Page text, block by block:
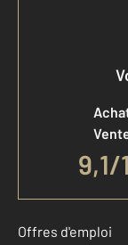
9,1/
Offres d'emploi